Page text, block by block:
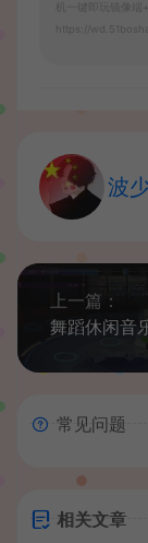
机一键即玩镜像
https://
波
上一篇：
常见问题
相关文章